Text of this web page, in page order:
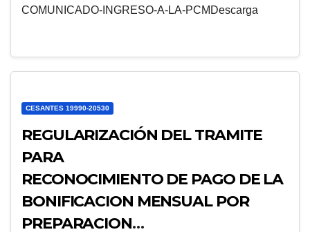
COMUNICADO-INGRESO-A-LA-PCMDescarga
CESANTES 19990-20530
REGULARIZACIÓN DEL TRAMITE
PARA
RECONOCIMIENTO DE PAGO DE LA
BONIFICACION MENSUAL POR
PREPARACION